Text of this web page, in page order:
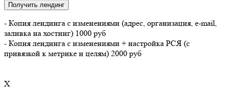
Получить лендинг
- Копия лендинга с изменениями (адрес, организация, e-mail,
заливка на хостинг) 1000 руб
- Копия лендинга с изменениями + настройка РСЯ (с
привязкой к метрике и целям) 2000 руб
X